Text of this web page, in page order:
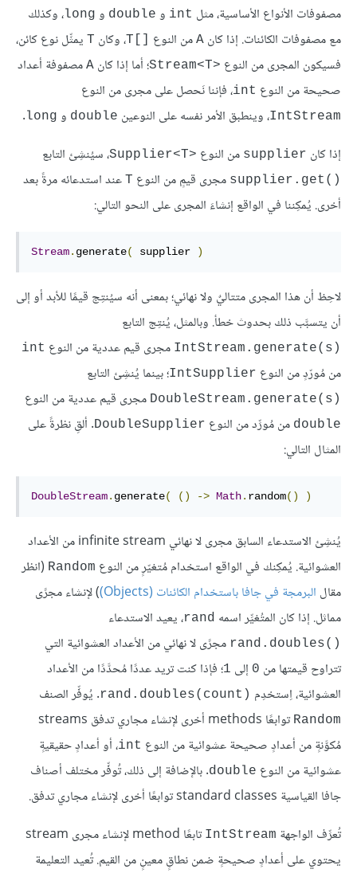
مصفوفات الأنواع الأساسية، مثل int و double و long، وكذلك
مع مصفوفات الكائنات. إذا كان A من النوع T[]‎، وكان T يمثِّل نوع كائن،
فسيكون المجرى من النوع Stream<T>‎؛ أما إذا كان A مصفوفة أعداد
صحيحة من النوع int، فإننا نَحصل على مجرى من النوع
IntStream، وينطبق الأمر نفسه على النوعين double و long
.
إذا كان supplier من النوع Supplier<T>‎، سيُنشِئ التابع
supplier.get()‎ مجرى قيمٍ من النوع T عند استدعائه مرةً بعد
أخرى. يُمكِننا في الواقع إنشاءَ المجرى على النحو التالي:
Stream. generate( supplier )
لاحِظ أن هذا المجرى متتاليٌ ولا نهائي؛ بمعنى أنه سيُنتِج قيمًا للأبد أو إلى
أن يتسبَّب ذلك بحدوث خطأ. وبالمثل، يُنتِج التابع
IntStream.generate(s)‎ مجرى قيم عددية من النوع int
من مُورّدٍ من النوع IntSupplier؛ بينما يُنشِئ التابع
DoubleStream.generate(s)‎ مجرى قيم عددية من النوع
double من مُورِّد من النوع DoubleSupplier. ألقِ نظرةً على
المثال التالي:
DoubleStream. generate( () -> Math. random() )
يُنشِئ الاستدعاء السابق مجرى لا نهائي infinite stream من الأعداد
العشوائية. يُمكِنك في الواقع استخدام مُتغيّرٍ من النوع Random (انظر
مقال البرمجة في جافا باستخدام الكائنات (Objects)
) لإنشاء مجرًى
مماثل. إذا كان المتُغيِّر اسمه rand، يعيد الاستدعاء
rand.doubles()‎ مجرًى لا نهائي من الأعداد العشوائية التي
تتراوح قيمتها من 0 إلى 1؛ فإذا كنت تريد عددًا مُحدَّدًا من الأعداد
العشوائية، اِستخدِم rand.doubles(count)‎. يُوفِّر الصنف
Random
توابعًا methods أخرى لإنشاء مجاري تدفق streams
مُكوَّنةٍ من أعدادٍ صحيحة عشوائية من النوع int، أو أعدادٍ حقيقيةٍ
عشوائية من النوع double. بالإضافة إلى ذلك، تُوفِّر مختلف أصناف
جافا القياسية standard classes توابعًا أخرى لإنشاء مجاري تدفق.
تُعرِّف الواجهة IntStream
تابعًا method لإنشاء مجرى stream
يحتوي على أعدادٍ صحيحةٍ ضمن نطاقٍ معينٍ من القيم. تُعيد التعليمة